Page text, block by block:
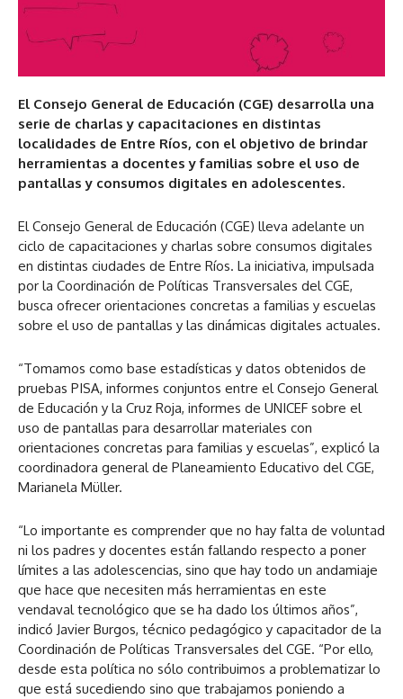
El Consejo General de Educación (CGE) desarrolla una
serie de charlas y capacitaciones en distintas
localidades de Entre Ríos, con el objetivo de brindar
herramientas a docentes y familias sobre el uso de
pantallas y consumos digitales en adolescentes.
El Consejo General de Educación (CGE) lleva adelante un
ciclo de capacitaciones y charlas sobre consumos digitales
en distintas ciudades de Entre Ríos. La iniciativa, impulsada
por la Coordinación de Políticas Transversales del CGE,
busca ofrecer orientaciones concretas a familias y escuelas
sobre el uso de pantallas y las dinámicas digitales actuales.
“Tomamos como base estadísticas y datos obtenidos de
pruebas PISA, informes conjuntos entre el Consejo General
de Educación y la Cruz Roja, informes de UNICEF sobre el
uso de pantallas para desarrollar materiales con
orientaciones concretas para familias y escuelas”, explicó la
coordinadora general de Planeamiento Educativo del CGE,
Marianela Müller.
“Lo importante es comprender que no hay falta de voluntad
ni los padres y docentes están fallando respecto a poner
límites a las adolescencias, sino que hay todo un andamiaje
que hace que necesiten más herramientas en este
vendaval tecnológico que se ha dado los últimos años”,
indicó Javier Burgos, técnico pedagógico y capacitador de la
Coordinación de Políticas Transversales del CGE. “Por ello,
desde esta política no sólo contribuimos a problematizar lo
que está sucediendo sino que trabajamos poniendo a